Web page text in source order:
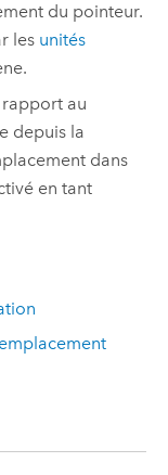
du pointeur.
les unités
au
depuis la
dans
en tant